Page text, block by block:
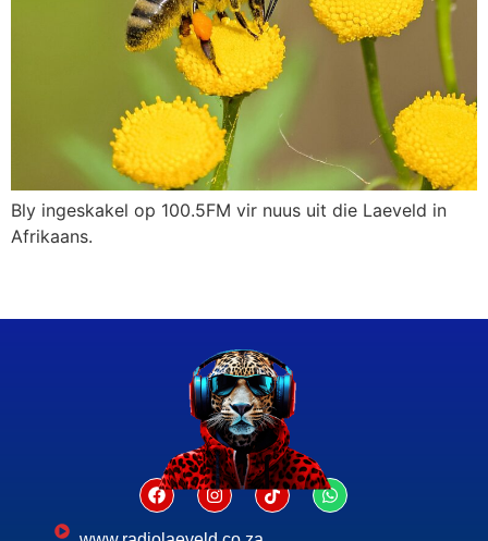
Bly ingeskakel op 100.5FM vir nuus uit die Laeveld in
Afrikaans.